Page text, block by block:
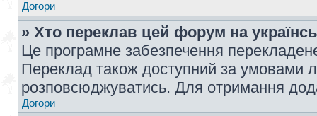
Догори
» Хто переклав цей форум на
Це програмне забезпечення
Переклад також доступний за умовами
розповсюджуватись. Для отримання
Догори